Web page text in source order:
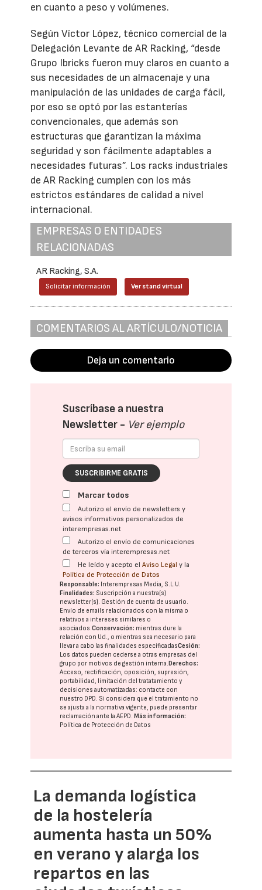
en cuanto a peso y volúmenes.
Según Víctor López, técnico comercial de la
Delegación Levante de AR Racking, “desde
Grupo Ibricks fueron muy claros en cuanto a
sus necesidades de un almacenaje y una
manipulación de las unidades de carga fácil,
por eso se optó por las estanterías
convencionales, que además son
estructuras que garantizan la máxima
seguridad y son fácilmente adaptables a
necesidades futuras”. Los racks industriales
de AR Racking cumplen con los más
estrictos estándares de calidad a nivel
internacional.
EMPRESAS O ENTIDADES
RELACIONADAS
AR Racking, S.A.
Solicitar información Ver stand virtual
COMENTARIOS AL ARTÍCULO/NOTICIA
Deja un comentario
Suscríbase a nuestra
Newsletter - Ver ejemplo
SUSCRIBIRME GRATIS
Marcar todos
Autorizo el envío de newsletters y
avisos informativos personalizados de
interempresas.net
Autorizo el envío de comunicaciones
de terceros vía interempresas.net
He leído y acepto elAviso Legal y la
Política de Protección de Datos
Responsable: Interempresas Media, S.L.U.
Finalidades: Suscripción a nuestra(s)
newsletter(s). Gestión de cuenta de usuario.
Envío de emails relacionados con la misma o
relativos a intereses similares o
asociados.Conservación: mientras dure la
relación con Ud., o mientras sea necesario para
llevar a cabo las finalidades especificadasCesión:
Los datos pueden cederse a otras empresas del
grupo por motivos de gestión interna. Derechos:
Acceso, rectificación, oposición, supresión,
portabilidad, limitación del tratatamiento y
decisiones automatizadas: contacte con
nuestro DPD. Si considera que el tratamiento no
se ajusta a la normativa vigente, puede presentar
reclamación ante laAEPD. Más información:
Política de Protección de Datos
La demanda logística
de la hostelería
aumenta hasta un 50%
en verano y alarga los
repartos en las